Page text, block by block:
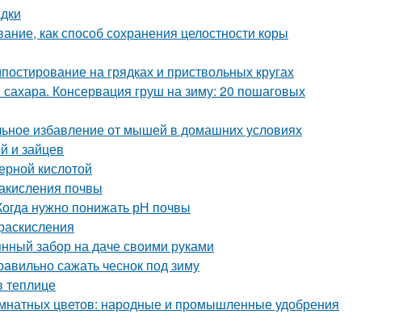
как способ сохранения целостности коры
на грядках и приствольных кругах
Консервация груш на зиму: 20 пошаговых
избавление от мышей в домашних условиях
и зайцев
кислотой
почвы
нужно понижать рН почвы
забор на даче своими руками
сажать чеснок под зиму
теплице
цветов: народные и промышленные удобрения